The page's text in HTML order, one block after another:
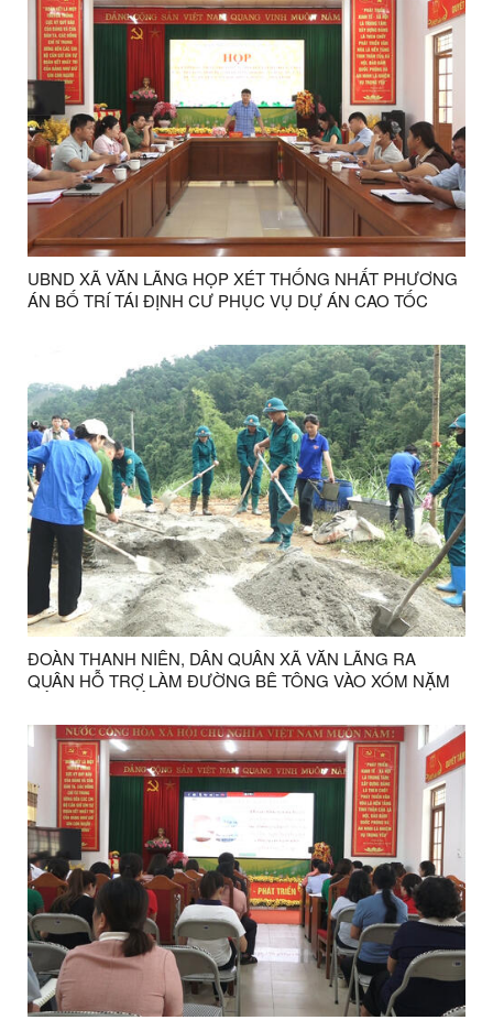
UBND XÃ VĂN LÃNG HỌP XÉT THỐNG NHẤT PHƯƠNG
ÁN BỐ TRÍ TÁI ĐỊNH CƯ PHỤC VỤ DỰ ÁN CAO TỐC
ĐOÀN THANH NIÊN, DÂN QUÂN XÃ VĂN LÃNG RA
QUÂN HỖ TRỢ LÀM ĐƯỜNG BÊ TÔNG VÀO XÓM NẶM